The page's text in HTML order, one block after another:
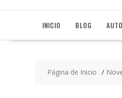
INICIO BLOG
Página de Inicio